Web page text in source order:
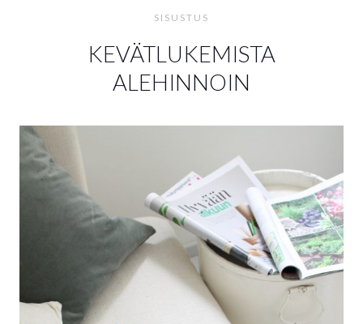
SISUSTUS
KEVÄTLUKEMISTA
ALEHINNOIN